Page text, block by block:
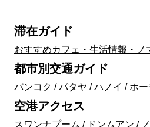
滞在ガイド
おすすめカフェ・生活情報・ノ
都市別交通ガイド
バンコク /パタヤ /ハノイ / ホ
空港アクセス
スワンナプーム / ドンムアン /